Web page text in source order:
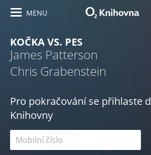
MENU
KOČKA VS. PES
James Patterson
Chris Grabenstein
Pro pokračování se přihlaste
Knihovny